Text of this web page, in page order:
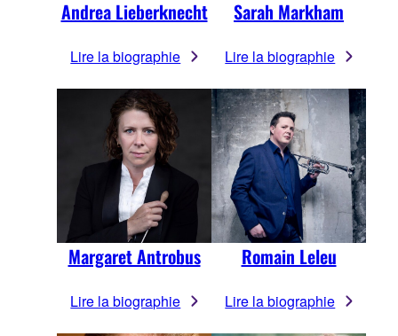
Andrea Lieberknecht
Lire la biographie
Sarah Markham
Lire la biographie
Margaret Antrobus
Lire la biographie
Romain Leleu
Lire la biographie